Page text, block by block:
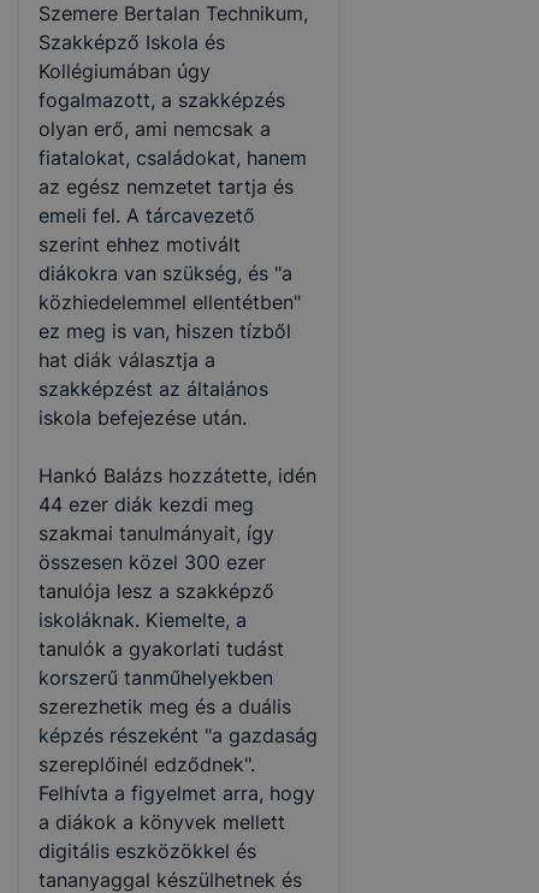
Szemere Bertalan Technikum,
Szakképző Iskola és
Kollégiumában úgy
fogalmazott, a szakképzés
olyan erő, ami nemcsak a
fiatalokat, családokat, hanem
az egész nemzetet tartja és
emeli fel. A tárcavezető
szerint ehhez motivált
diákokra van szükség, és "a
közhiedelemmel ellentétben"
ez meg is van, hiszen tízből
hat diák választja a
szakképzést az általános
iskola befejezése után.
Hankó Balázs hozzátette, idén
44 ezer diák kezdi meg
szakmai tanulmányait, így
összesen közel 300 ezer
tanulója lesz a szakképző
iskoláknak. Kiemelte, a
tanulók a gyakorlati tudást
korszerű tanműhelyekben
szerezhetik meg és a duális
képzés részeként "a gazdaság
szereplőinél edződnek".
Felhívta a figyelmet arra, hogy
a diákok a könyvek mellett
digitális eszközökkel és
tananyaggal készülhetnek és